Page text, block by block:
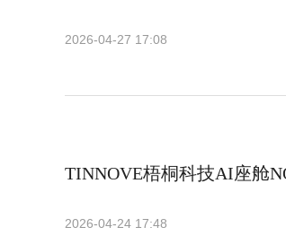
2026-04-27 17:08
TINNOVE梧桐科技AI座舱
2026-04-24 17:48